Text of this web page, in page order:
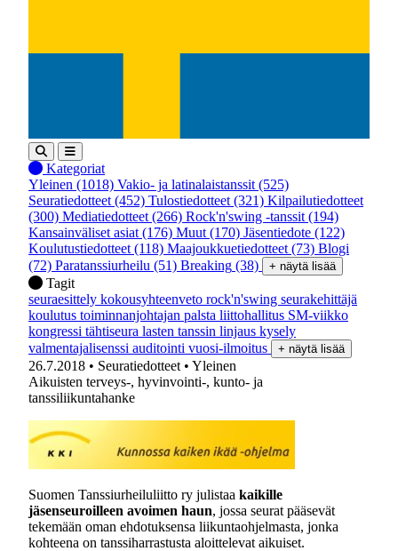
Kategoriat
Yleinen (1018) Vakio- ja latinalaistanssit (525)
Seuratiedotteet (452) Tulostiedotteet (321) Kilpailutiedotteet
(300) Mediatiedotteet (266) Rock'n'swing -tanssit (194)
Kansainväliset asiat (176) Muut (170) Jäsentiedote (122)
Koulutustiedotteet (118) Maajoukkuetiedotteet (73) Blogi
(72) Paratanssiurheilu (51) Breaking (38) + näytä lisää
Tagit
seuraesittely kokousyhteenveto rock'n'swing seurakehittäjä
koulutus toiminnanjohtajan palsta liittohallitus SM-viikko
kongressi tähtiseura lasten tanssin linjaus kysely
valmentajalisenssi auditointi vuosi-ilmoitus + näytä lisää
26.7.2018 • Seuratiedotteet • Yleinen
Aikuisten terveys-, hyvinvointi-, kunto- ja
tanssiliikuntahanke
Suomen Tanssiurheiluliitto ry julistaa kaikille
jäsenseuroilleen avoimen haun, jossa seurat pääsevät
tekemään oman ehdotuksensa liikuntaohjelmasta, jonka
kohteena on tanssiharrastusta aloittelevat aikuiset.